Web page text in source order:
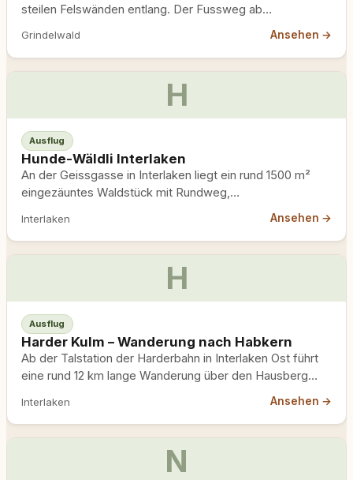
steilen Felswänden entlang. Der Fussweg ab
Grindelwald Ansehen →
H
Ausflug
Hunde-Wäldli Interlaken
An der Geissgasse in Interlaken liegt ein rund 1500 m²
eingezäuntes Waldstück mit Rundweg,
Interlaken Ansehen →
H
Ausflug
Harder Kulm – Wanderung nach Habkern
Ab der Talstation der Harderbahn in Interlaken Ost führt
eine rund 12 km lange Wanderung über den Hausberg…
Interlaken Ansehen →
N